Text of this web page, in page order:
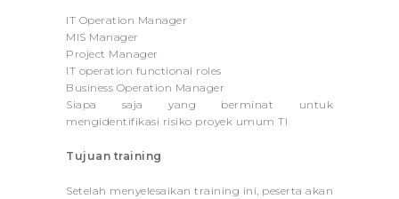
IT Operation Manager
MIS Manager
Project Manager
IT operation functional roles
Business Operation Manager
Siapa saja yang berminat untuk
mengidentifikasi risiko proyek umum TI
Tujuan training
Setelah menyelesaikan training ini, peserta akan